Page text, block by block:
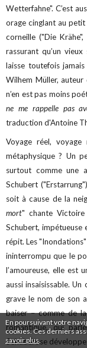
En poursuivant votre
cookies. Ces derniers
savoir plus .
Wetterfahne". C’est
orage cinglant au
corneille ("Die
rassurant qu’un
laisse toutefois
Wilhem Müller,
n’en est pas moins
ne me rappelle pas
traduction d'Antoine
Voyage réel, voyage
métaphysique ? Un
surtout comme une
Schubert
soit à cause de la
mort" chante
Schubert, impétueuse
répit. Les
ininterrompu que le
l’amoureuse, elle est
aussi insaisissable. Un
grave le nom de son
baiser – comme de
romantique, qui
Schubert se